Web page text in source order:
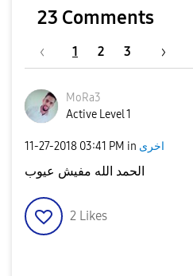
23 Comments
1 2 3
MoRa3
Active Level 1
‎11-27-2018 03:41 PM in اخرى
الحمد الله مفيش عيوب
2 Likes